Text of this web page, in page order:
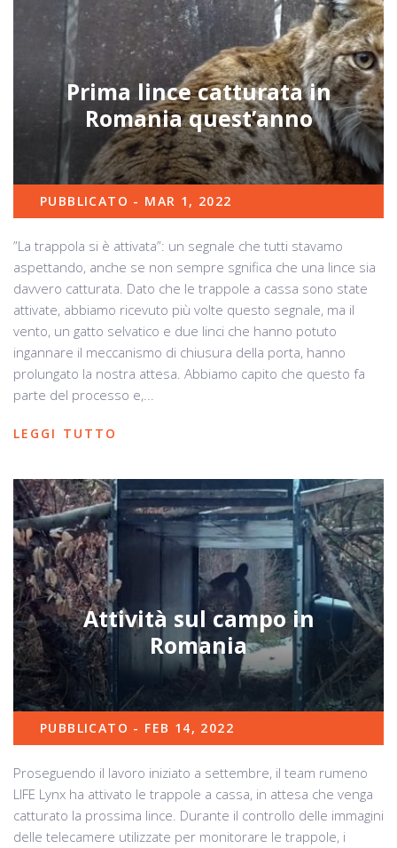
Prima lince catturata in
Romania quest’anno
PUBBLICATO - MAR 1, 2022
”La trappola si è attivata”: un segnale che tutti stavamo
aspettando, anche se non sempre sgnifica che una lince sia
davvero catturata. Dato che le trappole a cassa sono state
attivate, abbiamo ricevuto più volte questo segnale, ma il
vento, un gatto selvatico e due linci che hanno potuto
ingannare il meccanismo di chiusura della porta, hanno
prolungato la nostra attesa. Abbiamo capito che questo fa
parte del processo e,...
LEGGI TUTTO
Attività sul campo in
Romania
PUBBLICATO - FEB 14, 2022
Proseguendo il lavoro iniziato a settembre, il team rumeno
LIFE Lynx ha attivato le trappole a cassa, in attesa che venga
catturato la prossima lince. Durante il controllo delle immagini
delle telecamere utilizzate per monitorare le trappole, i